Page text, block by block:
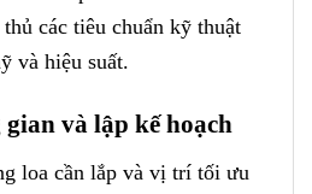
các tiêu chuẩn kỹ thuật
và hiệu suất.
và lập kế hoạch
loa cần lắp và vị trí tối ưu